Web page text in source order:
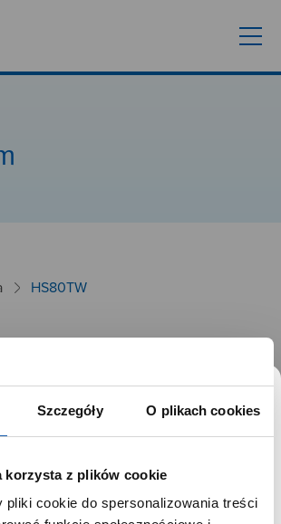
Szczegóły O plikach cookies
korzysta z plików cookie
pliki cookie do spersonalizowania treści
HS80TW